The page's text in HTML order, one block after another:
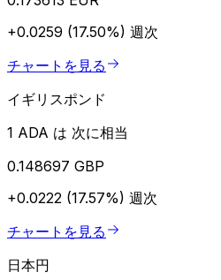
+0.0259 (17.50%) 週次
チャートを見る
イギリスポンド
1 ADA は 次に相当
0.148697 GBP
+0.0222 (17.57%) 週次
チャートを見る
日本円